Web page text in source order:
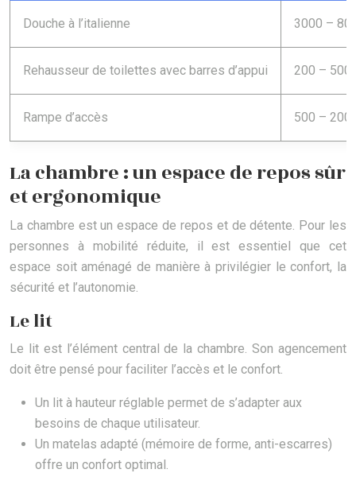
Douche à l’italienne 3000 –
Rehausseur de toilettes avec barres d’appui 200 – 500
Rampe d’accès 500 –
La chambre : un espace de repos sûr
et ergonomique
La chambre est un espace de repos et de détente. Pour les
personnes à mobilité réduite, il est essentiel que cet
espace soit aménagé de manière à privilégier le confort, la
sécurité et l’autonomie.
Le lit
Le lit est l’élément central de la chambre. Son agencement
doit être pensé pour faciliter l’accès et le confort.
Un lit à hauteur réglable permet de s’adapter aux
besoins de chaque utilisateur.
Un matelas adapté (mémoire de forme, anti-escarres)
offre un confort optimal.